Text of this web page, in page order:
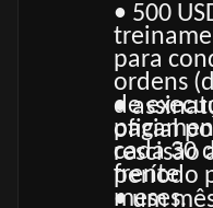
• 500
para
ordens
de
cada 30
frente
•
oficial
rescisão
período
meses.
• um